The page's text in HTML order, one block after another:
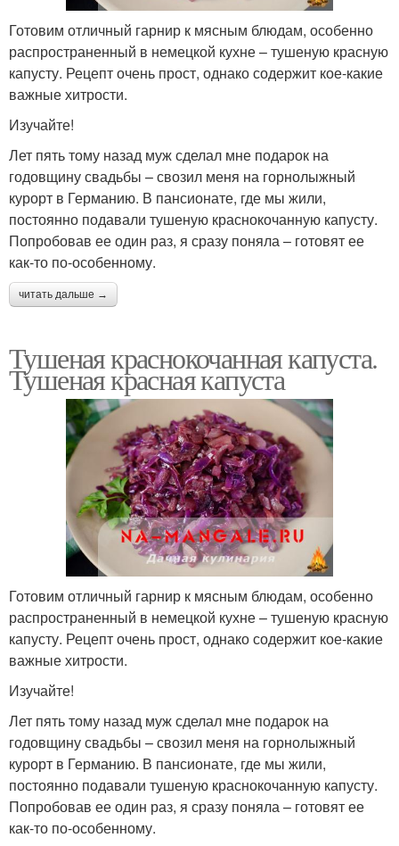
Готовим отличный гарнир к мясным блюдам, особенно
распространенный в немецкой кухне – тушеную красную
капусту. Рецепт очень прост, однако содержит кое-какие
важные хитрости.
Изучайте!
Лет пять тому назад муж сделал мне подарок на
годовщину свадьбы – свозил меня на горнолыжный
курорт в Германию. В пансионате, где мы жили,
постоянно подавали тушеную краснокочанную капусту.
Попробовав ее один раз, я сразу поняла – готовят ее
как-то по-особенному.
читать дальше →
Тушеная краснокочанная капуста.
Тушеная красная капуста
Готовим отличный гарнир к мясным блюдам, особенно
распространенный в немецкой кухне – тушеную красную
капусту. Рецепт очень прост, однако содержит кое-какие
важные хитрости.
Изучайте!
Лет пять тому назад муж сделал мне подарок на
годовщину свадьбы – свозил меня на горнолыжный
курорт в Германию. В пансионате, где мы жили,
постоянно подавали тушеную краснокочанную капусту.
Попробовав ее один раз, я сразу поняла – готовят ее
как-то по-особенному.